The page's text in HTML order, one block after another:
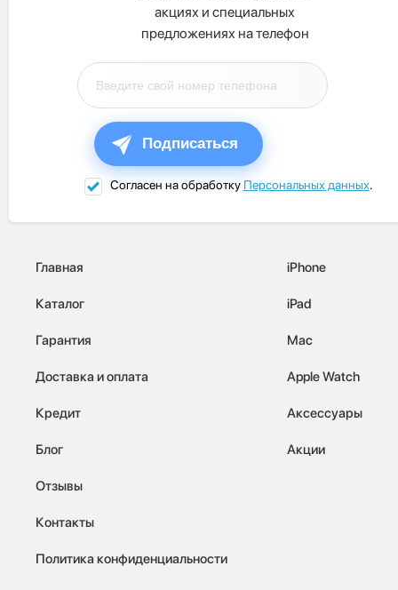
акциях и специальных
предложениях на телефон
Подписаться
Согласен на обработку Персональных данных.
Главная
Каталог
Гарантия
Доставка и оплата
Кредит
Блог
Отзывы
Контакты
Политика конфиденциальности
iPhone
iPad
Mac
Apple Watch
Аксессуары
Акции